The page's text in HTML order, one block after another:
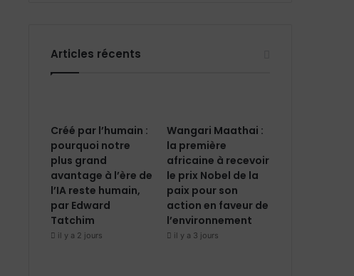
Articles récents
Créé par l’humain :
pourquoi notre
plus grand
avantage à l’ère de
l’IA reste humain,
par Edward
Tatchim
il y a 2 jours
Wangari Maathai :
la première
africaine à recevoir
le prix Nobel de la
paix pour son
action en faveur de
l’environnement
il y a 3 jours